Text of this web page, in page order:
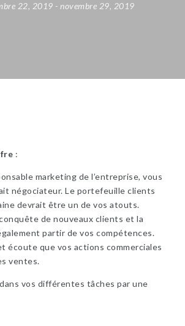
22, 2019 - novembre 29, 2019
:
marketing de l’entreprise, vous
négociateur. Le portefeuille clients
devrait être un de vos atouts.
de nouveaux clients et la
partir de vos compétences.
écoute que vos actions commerciales
ventes.
vos différentes tâches par une